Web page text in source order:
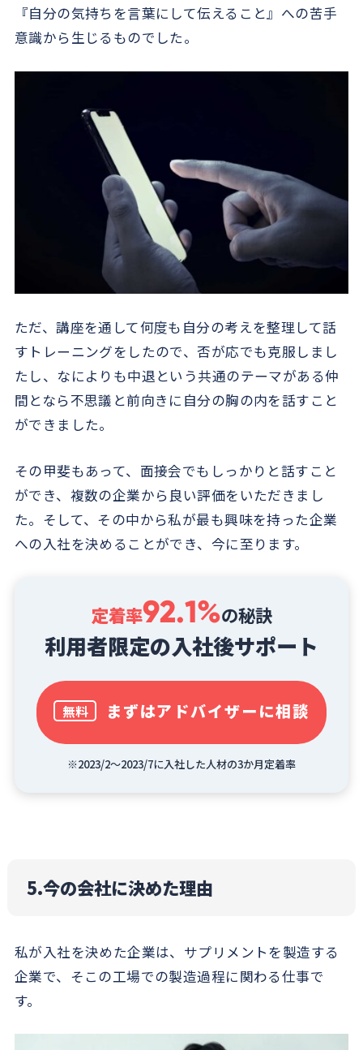
『自分の気持ちを言葉にして伝えること』への苦手
意識から生じるものでした。
ただ、講座を通して何度も自分の考えを整理して話
すトレーニングをしたので、否が応でも克服しまし
たし、なによりも中退という共通のテーマがある仲
間となら不思議と前向きに自分の胸の内を話すこと
ができました。
その甲斐もあって、面接会でもしっかりと話すこと
ができ、複数の企業から良い評価をいただきまし
た。そして、その中から私が最も興味を持った企業
への入社を決めることができ、今に至ります。
定着率92.1%の秘訣
利用者限定の入社後サポート
※2023/2～2023/7に入社した人材の3か月定着率
無料 まずはアドバイザーに相談
5.今の会社に決めた理由
私が入社を決めた企業は、サプリメントを製造する
企業で、そこの工場での製造過程に関わる仕事で
す。